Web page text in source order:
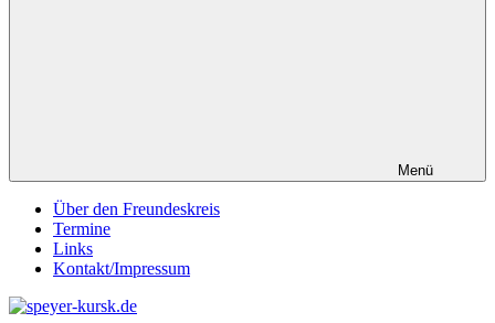
Menü
Über den Freundeskreis
Termine
Links
Kontakt/Impressum